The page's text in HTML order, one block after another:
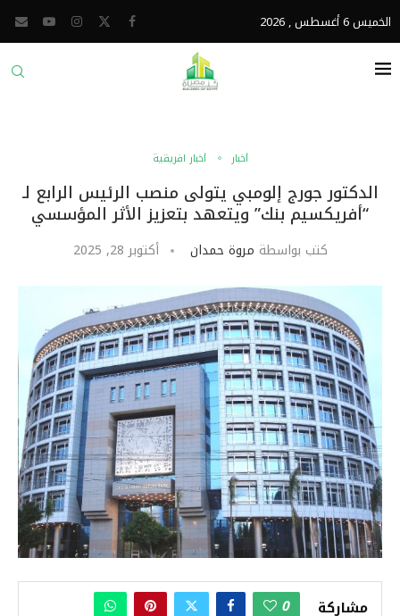
الخميس 6 أغسطس , 2026
أخبار أخبار افريقية
الدكتور جورج إلومبي يتولى منصب الرئيس الرابع لـ
“أفريكسيم بنك” ويتعهد بتعزيز الأثر المؤسسي
كتب بواسطة مروة حمدان أكتوبر 28, 2025
مشاركة 0